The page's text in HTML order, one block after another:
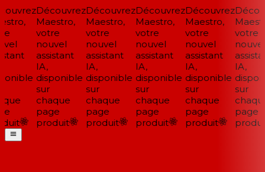
Découvrez
Maestro,
votre
nouvel
assistant
IA,
disponible
sur
chaque
page
produit
Découvrez
Maestro,
votre
nouvel
assistant
IA,
disponible
sur
chaque
page
produit
Découvrez
Maestro,
votre
nouvel
assistant
IA,
disponible
sur
chaque
page
produit
Découvrez
Maestro,
votre
nouvel
assistant
IA,
disponible
sur
chaque
page
produit
votre
nouvel
IA,
sur
chaque
page
produit